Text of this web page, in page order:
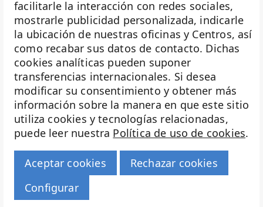
facilitarle la interacción con redes sociales,
mostrarle publicidad personalizada, indicarle
la ubicación de nuestras oficinas y Centros, así
como recabar sus datos de contacto. Dichas
cookies analíticas pueden suponer
transferencias internacionales. Si desea
modificar su consentimiento y obtener más
información sobre la manera en que este sitio
utiliza cookies y tecnologías relacionadas,
puede leer nuestra Política de uso de cookies.
Aceptar cookies
Rechazar cookies
Configurar
Investigación
Biobanco
Docencia
Voluntariado
Eventos
Transparencia
Haz historia
© 2026 Fundación MD Anderson Hospiten
Aviso legal | Política de cookies |